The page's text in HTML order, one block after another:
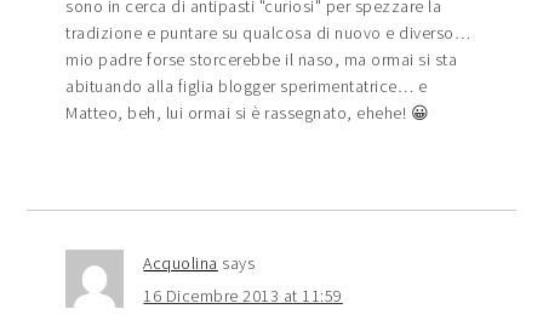
sono in cerca di antipasti "curiosi" per spezzare la
tradizione e puntare su qualcosa di nuovo e diverso…
mio padre forse storcerebbe il naso, ma ormai si sta
abituando alla figlia blogger sperimentatrice… e
Matteo, beh, lui ormai si è rassegnato, ehehe! 😀
Acquolina says
16 Dicembre 2013 at 11:59